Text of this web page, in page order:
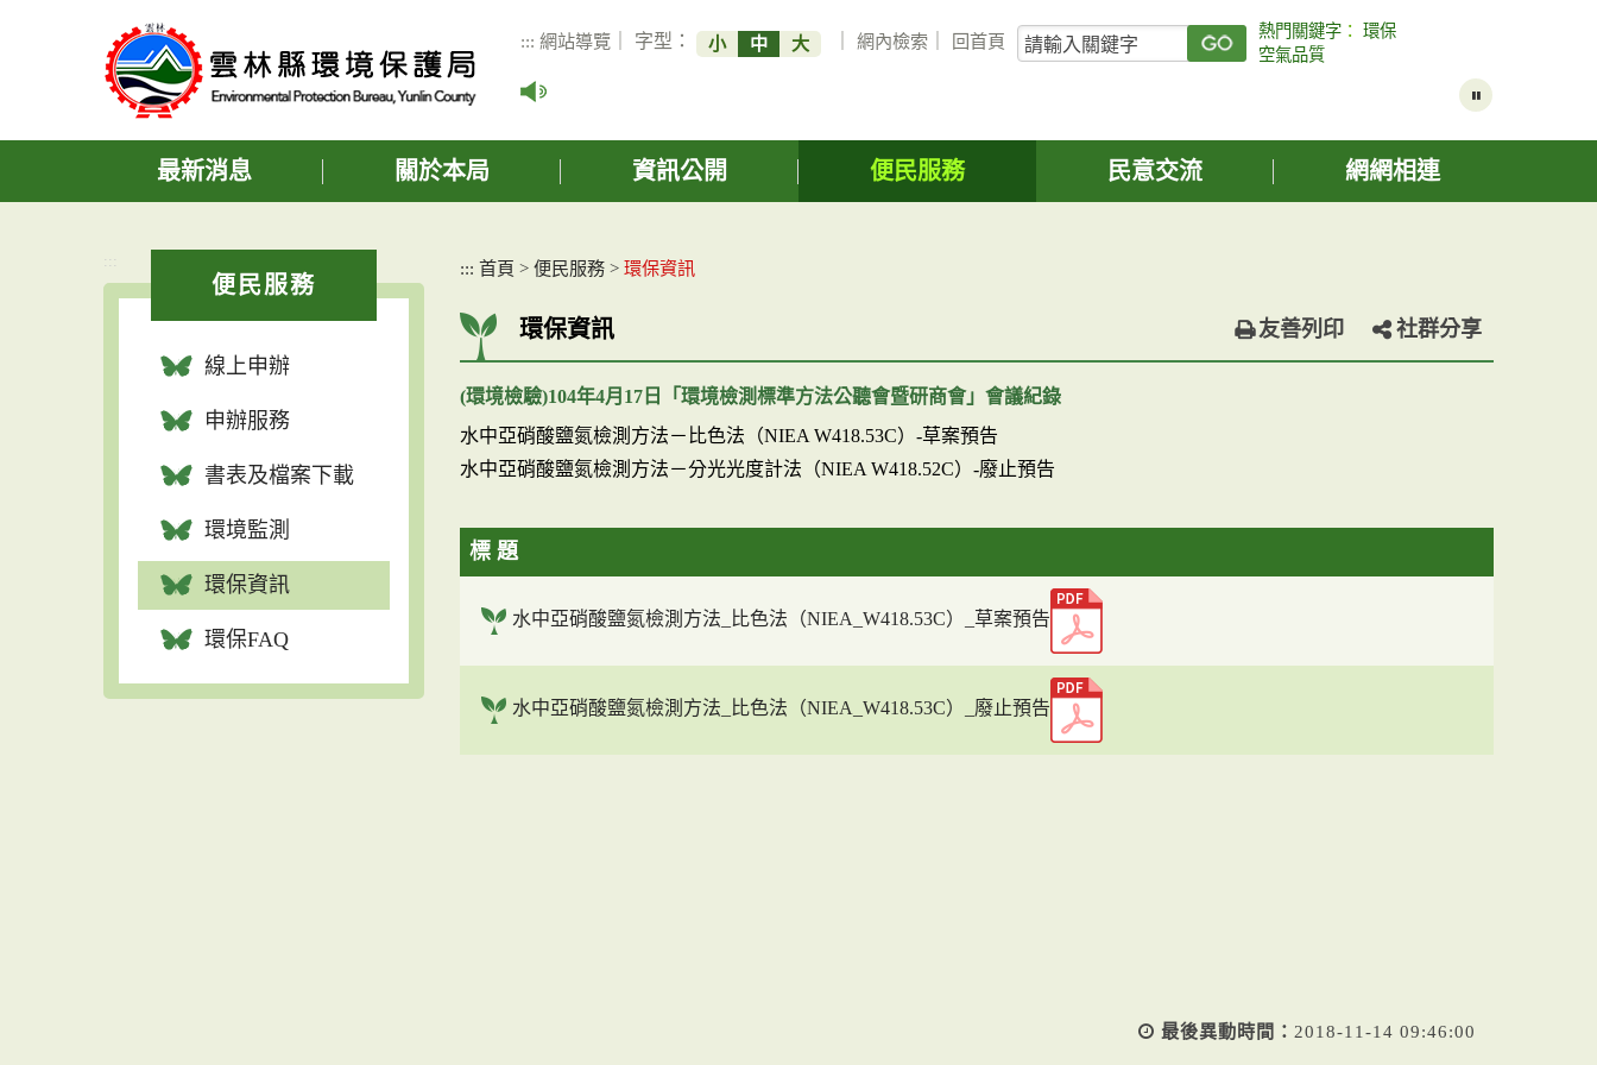
容
::: 網站導覽 ｜ 字型： 小 中 大 ｜網內檢索 回首頁
關
鍵
詢
熱門關鍵字 ：環保
空氣品質
最新消息 關於本局 資訊公開 便民服務 民意交流 網網相連
:::
便民服務
線上申辦
申辦服務
書表及檔案下載
環境監測
環保資訊
環保FAQ
::: 首頁 > 便民服務 > 環保資訊
環保資訊 友善列印 社群分享
(環境檢驗)104年4月17日「環境檢測標準方法公聽會暨研商會」會議紀錄
水中亞硝酸鹽氮檢測方法－比色法（NIEA W418.53C）-草案預告
水中亞硝酸鹽氮檢測方法－分光光度計法（NIEA W418.52C）-廢止預告
標 題
水中亞硝酸鹽氮檢測方法_比色法（NIEA_W418.53C）_草案預告
水中亞硝酸鹽氮檢測方法_比色法（NIEA_W418.53C）_廢止預告
最後異動時間： 2018-11-14 09:46:00